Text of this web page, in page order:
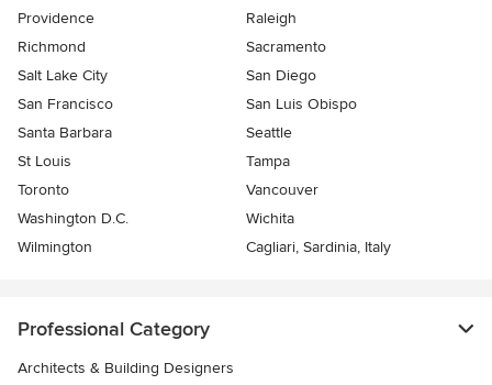
Providence
Raleigh
Richmond
Sacramento
Salt Lake City
San Diego
San Francisco
San Luis Obispo
Santa Barbara
Seattle
St Louis
Tampa
Toronto
Vancouver
Washington D.C.
Wichita
Wilmington
Cagliari, Sardinia, Italy
Professional Category
Architects & Building Designers